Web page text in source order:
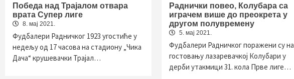
Победа над Трајалом отвара
врата Супер лиге
8. мај 2021.
Фудбалери Радничког 1923 угостиће у
недељу од 17 часова на стадиону „Чика
Дача“ крушевачки Трајал…
Раднички повео, Колубара са
играчем више до преокрета у
другом полувремену
5. мај 2021.
Фудбалери Радничког поражени су на
гостовању лазаревачкој Колубари у
дерби утакмици 31. кола Прве лиге…